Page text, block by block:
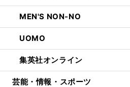
MEN'S NON-NO
UOMO
集英社オンライン
芸能・情報・スポーツ